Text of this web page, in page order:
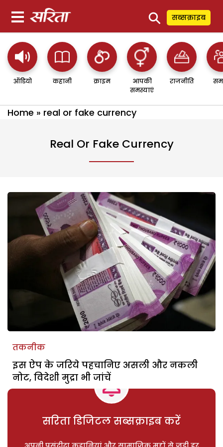
⚲ सब्सक्राइब
ऑडियो कहानी क्राइम
आपकी
समस्याएं
राजनीति
Home » real or fake currency
Real Or Fake Currency
तकनीक
इस ऐप के जरिये पहचानिए असली और नकली
नोट, विदेशी मुद्रा भी जांचें
सरिता डिजिटल सब्सक्राइब करें